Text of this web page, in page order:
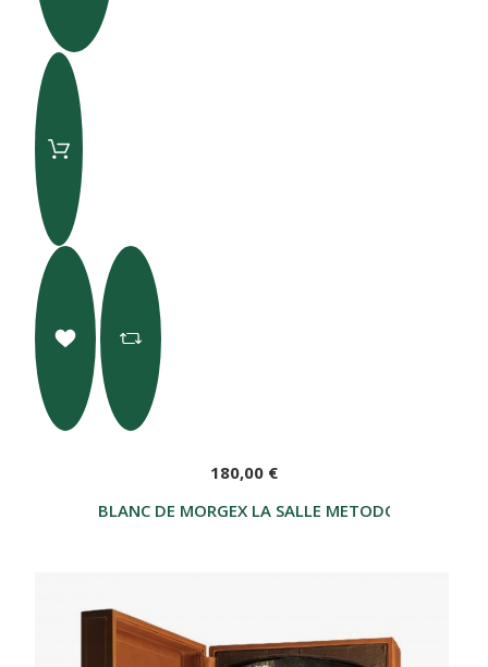
BLANC DE MORGEX LA SALLE METODO CLASSICO
180,00 €